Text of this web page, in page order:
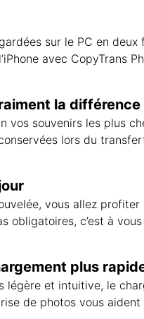
sur le PC en
avec CopyTrans
la différence
vos souvenirs les plus
lors du
vous allez
obligatoires, c’est à
plus
légère et intuitive, le
de photos vous